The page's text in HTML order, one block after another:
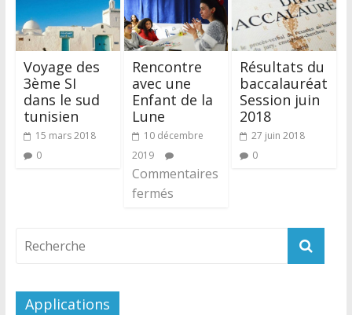
Voyage des
3ème SI
dans le sud
tunisien
15 mars 2018
0
Rencontre
avec une
Enfant de la
Lune
10 décembre
2019
Commentaires
fermés
Résultats du
baccalauréat
Session juin
2018
27 juin 2018
0
Applications